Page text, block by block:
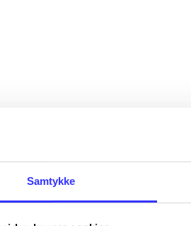
Samtykke
...